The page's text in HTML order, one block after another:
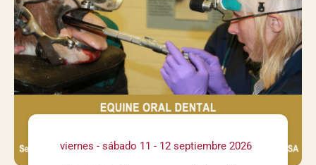
viernes - sábado 11 - 12 septiembre 2026